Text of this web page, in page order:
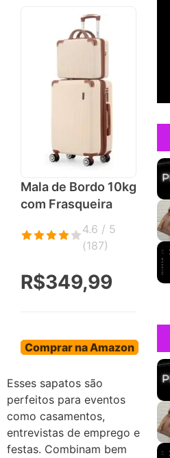
Mala de Bordo 10kg
com Frasqueira
4.6 / 5
(187)
R$349,99
Comprar na Amazon
Esses sapatos são
perfeitos para eventos
como casamentos,
entrevistas de emprego e
festas. Combinam bem